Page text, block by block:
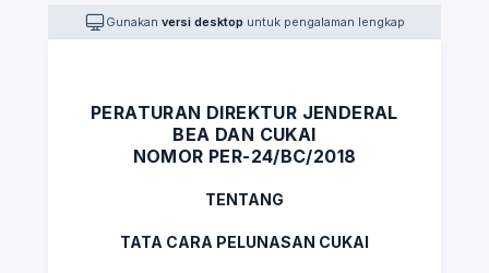
Gunakan versi desktop untuk pengalaman lengkap
PERATURAN DIREKTUR JENDERAL
BEA DAN CUKAI
NOMOR PER-24/BC/2018
TENTANG
TATA CARA PELUNASAN CUKAI